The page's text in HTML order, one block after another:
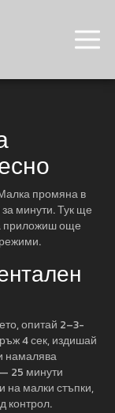
промяна в
минути. Тук ще
приложиш още
опитай 2–3-
4 сек, издишай
намалява
25 минути
на малки стъпки,
контрол.